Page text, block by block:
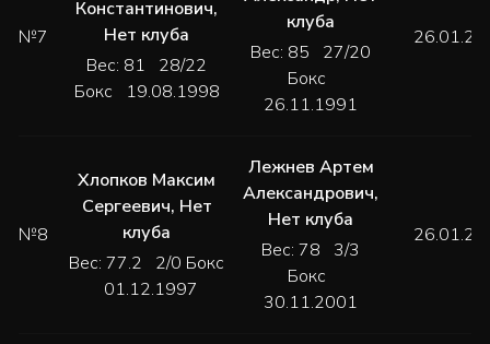
№7
Константинович,
Нет клуба
Вес: 81 28/22
Бокс 19.08.1998
клуба
Вес: 85 27/20
Бокс
26.11.1991
№8
Хлопков Максим
Сергеевич, Нет
клуба
Вес: 77.2 2/0 Бокс
01.12.1997
Лежнев Артем
Александрович,
Нет клуба
Вес: 78 3/3
Бокс
30.11.2001